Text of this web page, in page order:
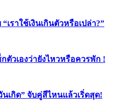
ราใช้เงินเกินตัวหรือเปล่า?”
กตัวเองว่ายังไหวหรือควรพัก !
เกิด” จับคู่สีไหนแล้วเริ่ดสุด!